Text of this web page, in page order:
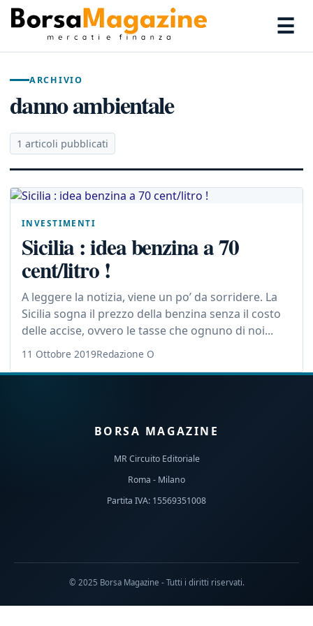
☰
ARCHIVIO
danno ambientale
1 articoli pubblicati
INVESTIMENTI
Sicilia : idea benzina a 70
cent/litro !
A leggere la notizia, viene un po’ da sorridere. La
Sicilia sogna il prezzo della benzina senza il costo
delle accise, ovvero le tasse che ognuno di noi...
11 Ottobre 2019Redazione O
BORSA MAGAZINE
MR Circuito Editoriale
Roma - Milano
Partita IVA: 15569351008
© 2025 Borsa Magazine - Tutti i diritti riservati.